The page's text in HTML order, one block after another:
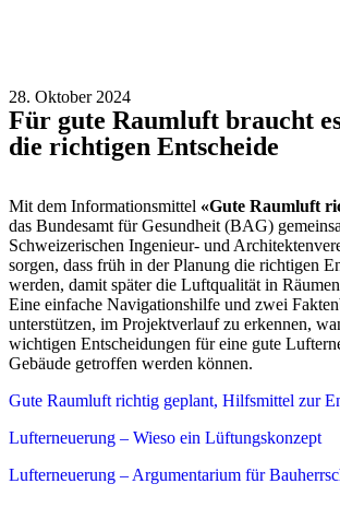
28. Oktober 2024
Für gute Raumluft braucht
die richtigen Entscheide
Mit dem Informationsmittel «Gute Raumluft
das Bundesamt für Gesundheit (BAG)
Schweizerischen Ingenieur- und
sorgen, dass früh in der Planung die richtigen
werden, damit später die Luftqualität in
Eine einfache Navigationshilfe und zwei
unterstützen, im Projektverlauf zu erkennen,
wichtigen Entscheidungen für eine gute
Gebäude getroffen werden können.
Gute Raumluft richtig geplant, Hilfsmittel zur
Lufterneuerung – Wieso ein Lüftungskonzept
Lufterneuerung – Argumentarium für